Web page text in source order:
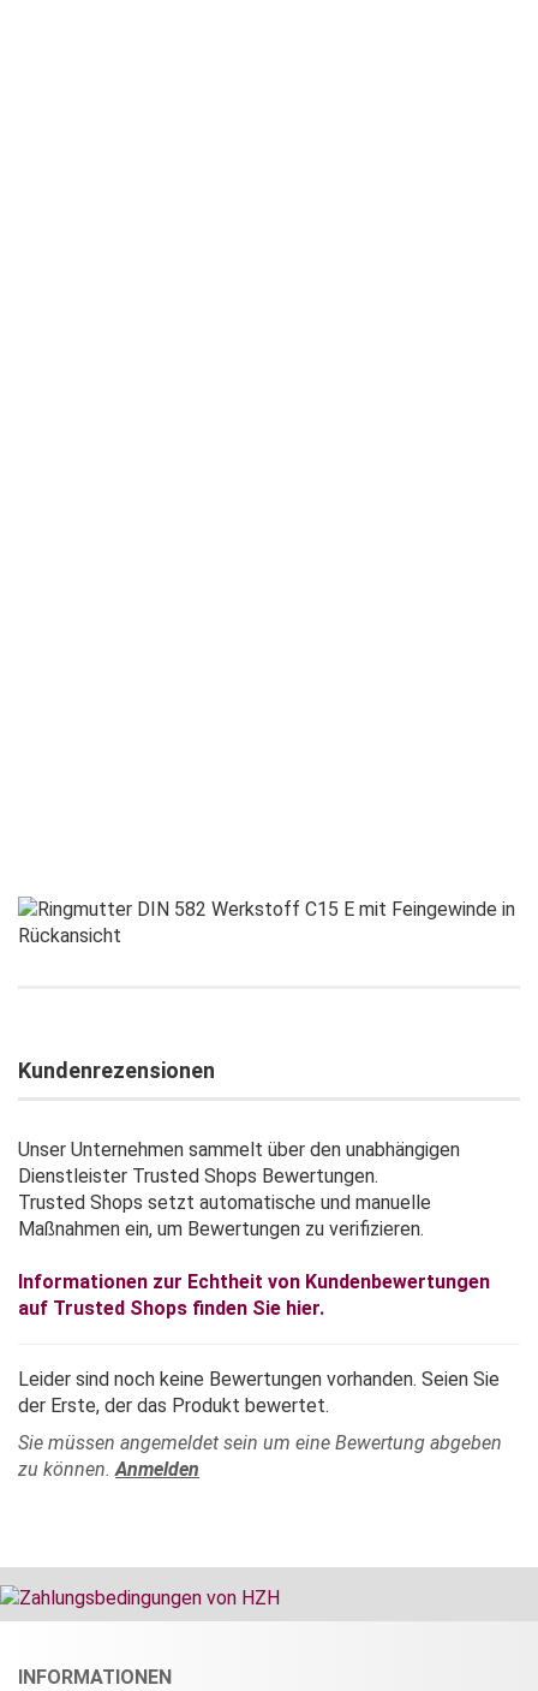
Kundenrezensionen
Unser Unternehmen sammelt über den unabhängigen
Dienstleister Trusted Shops Bewertungen.
Trusted Shops setzt automatische und manuelle
Maßnahmen ein, um Bewertungen zu verifizieren.
Informationen zur Echtheit von Kundenbewertungen
auf Trusted Shops finden Sie hier.
Leider sind noch keine Bewertungen vorhanden. Seien Sie
der Erste, der das Produkt bewertet.
Sie müssen angemeldet sein um eine Bewertung abgeben
zu können.Anmelden
INFORMATIONEN